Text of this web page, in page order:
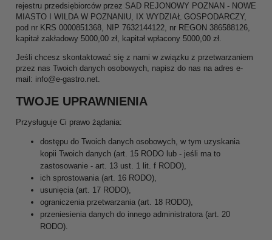
rejestru przedsiębiorców przez SAD REJONOWY POZNAN - NOWE
MIASTO I WILDA W POZNANIU, IX WYDZIAŁ GOSPODARCZY,
pod nr KRS 0000851368, NIP 7632144122, nr REGON 386588126,
kapitał zakładowy 5000,00 zł, kapitał wpłacony 5000,00 zł.
Jeśli chcesz skontaktować się z nami w związku z przetwarzaniem
przez nas Twoich danych osobowych, napisz do nas na adres e-
mail: info@e-gastro.net.
TWOJE UPRAWNIENIA
Przysługuje Ci prawo żądania:
dostępu do Twoich danych osobowych, w tym uzyskania
kopii Twoich danych (art. 15 RODO lub - jeśli ma to
zastosowanie - art. 13 ust. 1 lit. f RODO),
ich sprostowania (art. 16 RODO),
usunięcia (art. 17 RODO),
ograniczenia przetwarzania (art. 18 RODO),
przeniesienia danych do innego administratora (art. 20
RODO).